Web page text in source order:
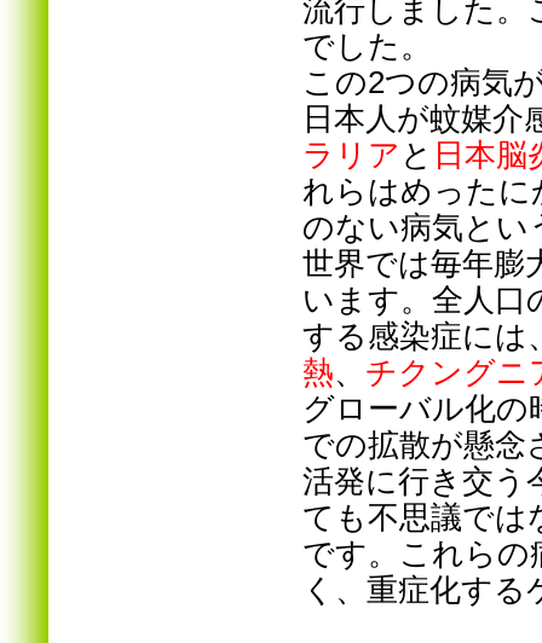
流行しました。
でした。
この2つの病気
日本人が蚊媒
ラリア と 日本脳
れらはめったに
のない病気とい
世界では毎年膨
います。全人口
する感染症には
熱、 チクングニ
グローバル化の
での拡散が懸念
活発に行き交う
ても不思議では
です。これらの
く、重症化す